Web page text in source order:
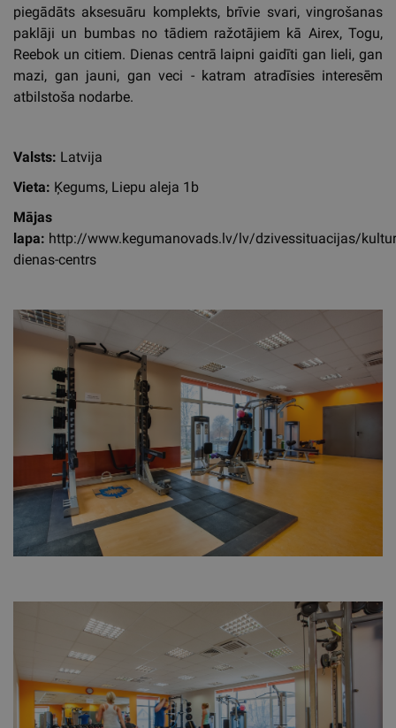
piegādāts aksesuāru komplekts, brīvie svari, vingrošanas
paklāji un bumbas no tādiem ražotājiem kā Airex, Togu,
Reebok un citiem. Dienas centrā laipni gaidīti gan lieli, gan
mazi, gan jauni, gan veci - katram atradīsies interesēm
atbilstoša nodarbe.
Valsts: Latvija
Vieta: Ķegums, Liepu aleja 1b
Mājas
lapa: http://www.kegumanovads.lv/lv/dzivessituacijas/
dienas-centrs